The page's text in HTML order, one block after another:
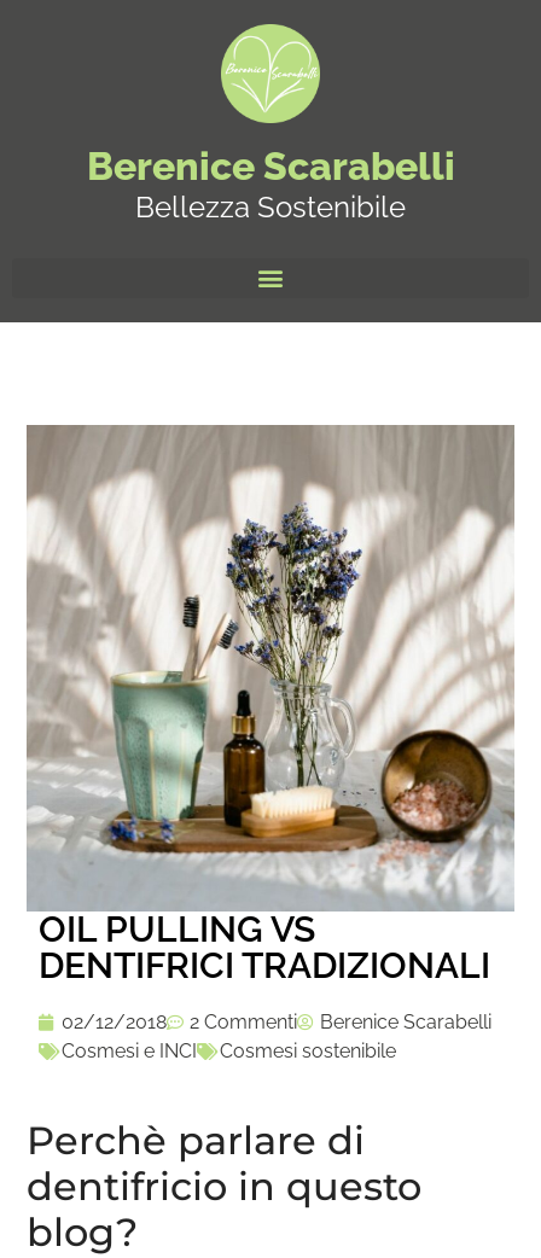
Berenice Scarabelli
Bellezza Sostenibile
OIL PULLING VS
DENTIFRICI TRADIZIONALI
02/12/2018 2 Commenti
Berenice Scarabelli
Cosmesi e INCI
Cosmesi sostenibile
Perchè parlare di
dentifricio in questo
blog?